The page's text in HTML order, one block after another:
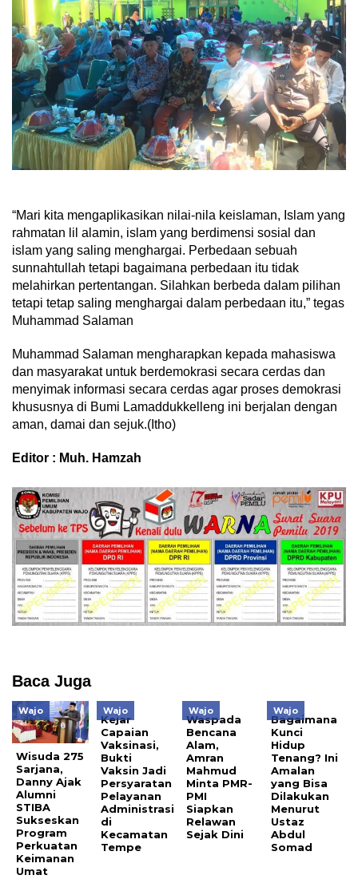
“Mari kita mengaplikasikan nilai-nila keislaman, Islam yang
rahmatan lil alamin, islam yang berdimensi sosial dan
islam yang saling menghargai. Perbedaan sebuah
sunnahtullah tetapi bagaimana perbedaan itu tidak
melahirkan pertentangan. Silahkan berbeda dalam pilihan
tetapi tetap saling menghargai dalam perbedaan itu,” tegas
Muhammad Salaman
Muhammad Salaman mengharapkan kepada mahasiswa
dan masyarakat untuk berdemokrasi secara cerdas dan
menyimak informasi secara cerdas agar proses demokrasi
khususnya di Bumi Lamaddukkelleng ini berjalan dengan
aman, damai dan sejuk.(Itho)
Editor : Muh. Hamzah
Baca Juga
Wajo
Wisuda 275
Sarjana,
Danny Ajak
Alumni
STIBA
Sukseskan
Program
Perkuatan
Keimanan
Umat
Wajo
Kejar
Capaian
Vaksinasi,
Bukti
Vaksin Jadi
Persyaratan
Pelayanan
Administrasi
di
Kecamatan
Tempe
Wajo
Waspada
Bencana
Alam,
Amran
Mahmud
Minta PMR-
PMI
Siapkan
Relawan
Sejak Dini
Wajo
Bagaimana
Kunci
Hidup
Tenang? Ini
Amalan
yang Bisa
Dilakukan
Menurut
Ustaz
Abdul
Somad